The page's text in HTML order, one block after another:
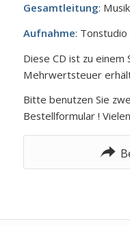
Gesamtleitung:
Aufnahme:
Diese CD ist zu
Mehrwertsteuer
Bitte benutzen Sie
Bestellformular !